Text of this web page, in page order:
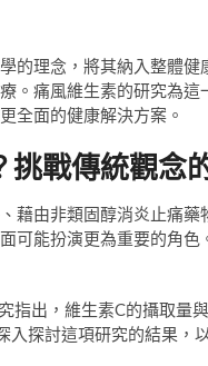
的理念，將其納入整體
。痛風維生素的研究為
全面的健康解決方案。
戰傳統觀念
藉由非類固醇消炎止痛
可能扮演更為重要的角
指出，維生素C的攝取量
探討這項研究的結果，